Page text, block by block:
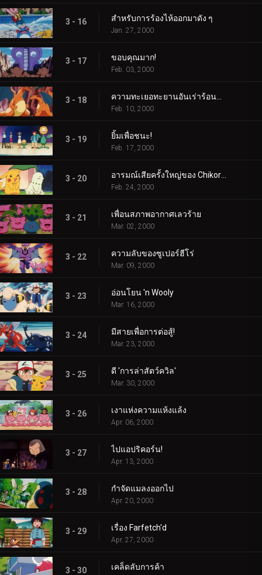
3 - 16 สำหรับการร้องไห้ออกมาดัง ๆ
Jan. 27, 2000
3 - 17 ขอบคุณมาก!
Feb. 03, 2000
3 - 18
Feb. 10, 2000
3 - 19 ยิ้มเพื่อชนะ!
Feb. 17, 2000
3 - 20
Feb. 24, 2000
3 - 21 เพื่อนสภาพอากาศเลวร้าย
Mar. 02, 2000
3 - 22 ความลับของซูเปอร์ฮีโร่
Mar. 09, 2000
3 - 23 อ่อนโยน 'n Wooly
Mar. 16, 2000
3 - 24 มีสายเพื่อการต่อสู้!
Mar. 23, 2000
3 - 25 ดี 'การล่าสัตว์ควิล'
Mar. 30, 2000
3 - 26 เงาแห่งความแห้งแล้ง
Apr. 06, 2000
3 - 27 ไปแอปริคอร์น!
Apr. 13, 2000
3 - 28 กำจัดแมลงออกไป
Apr. 20, 2000
3 - 29 เรื่อง Farfetch'd
Apr. 27, 2000
3 - 30 เคล็ดลับการค้า